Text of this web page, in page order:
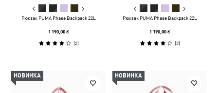
Рюкзак PUMA Phase Backpack 22L
1 190,00 ₴
(2)
Рюкзак PUMA Phase Backpack 22L
1 190,00 ₴
(2)
НОВИНКА НОВИНКА